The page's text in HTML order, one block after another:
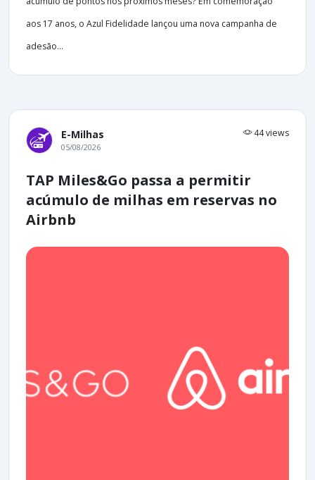
aos 17 anos, o Azul Fidelidade lançou uma nova campanha de
adesão...
E-Milhas 44 views
05/08/2026
TAP Miles&Go passa a permitir
acúmulo de milhas em reservas no
Airbnb